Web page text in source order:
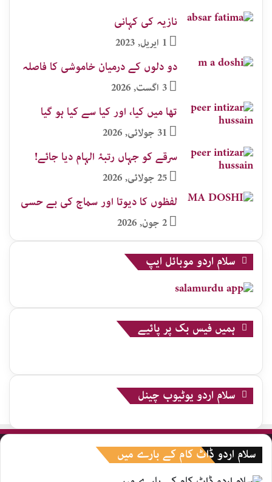
نازیہ کی کہانی
1 اپریل, 2023
دو دلوں کے درمیان خاموشی کا فاصلہ
3 اگست, 2026
تھا میں کیا، اور کیا سے کیا ہو گیا
31 جولائی, 2026
سرقے کو جہاں رتبۂ الہام دیا جائے!
25 جولائی, 2026
لفظوں کا دیوتا اور سماج کی بے حسی
2 جون, 2026
سلام اردو موبائل ایپ
ہمیں فیس بک پر پائیے
سلام اردو یوٹیوب چینل
سلام اردو ڈاٹ کام کے بارے میں